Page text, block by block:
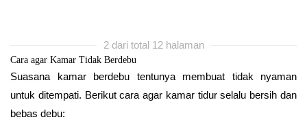
2 dari total 12 halaman
Cara agar Kamar Tidak Berdebu
Suasana kamar berdebu tentunya membuat tidak nyaman
untuk ditempati. Berikut cara agar kamar tidur selalu bersih dan
bebas debu: